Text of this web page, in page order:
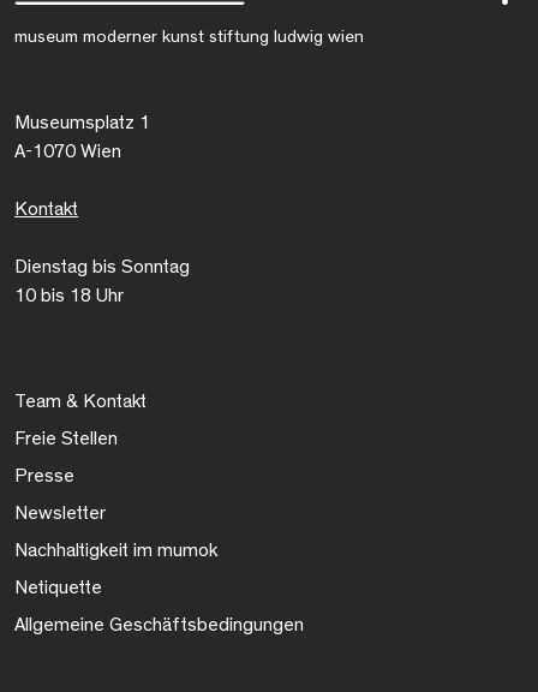
museum moderner kunst stiftung ludwig wien
Museumsplatz 1
A-1070 Wien
Kontakt
Dienstag bis Sonntag
10 bis 18 Uhr
Team & Kontakt
Freie Stellen
Presse
Newsletter
Nachhaltigkeit im mumok
Netiquette
Allgemeine Geschäftsbedingungen